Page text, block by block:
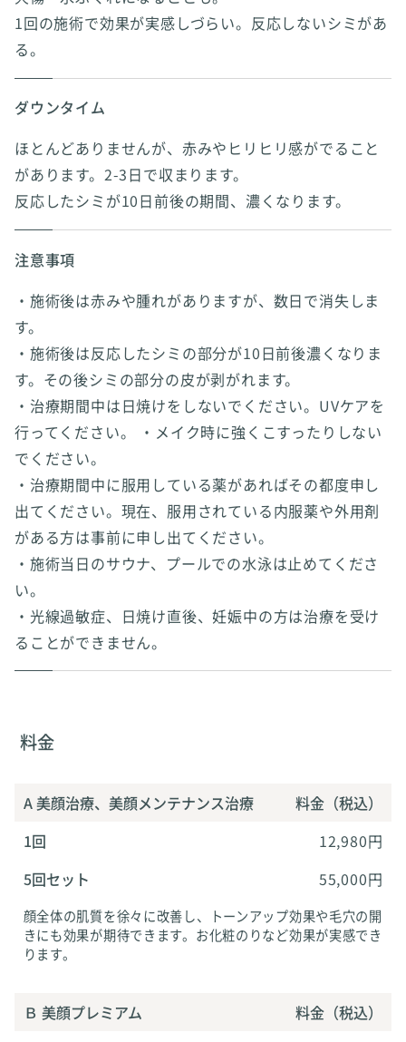
1回の施術で効果が実感しづらい。反応しないシミがあ
る。
ダウンタイム
ほとんどありませんが、赤みやヒリヒリ感がでること
があります。2-3日で収まります。
反応したシミが10日前後の期間、濃くなります。
注意事項
・施術後は赤みや腫れがありますが、数日で消失しま
す。
・施術後は反応したシミの部分が10日前後濃くなりま
す。その後シミの部分の皮が剥がれます。
・治療期間中は日焼けをしないでください。UVケアを
行ってください。 ・メイク時に強くこすったりしない
でください。
・治療期間中に服用している薬があればその都度申し
出てください。現在、服用されている内服薬や外用剤
がある方は事前に申し出てください。
・施術当日のサウナ、プールでの水泳は止めてくださ
い。
・光線過敏症、日焼け直後、妊娠中の方は治療を受け
ることができません。
料金
A 美顔治療、美顔メンテナンス治療
料金（税込）
1回
12,980円
5回セット
55,000円
顔全体の肌質を徐々に改善し、トーンアップ効果や毛穴の開
きにも効果が期待できます。お化粧のりなど効果が実感でき
ります。
Ｂ 美顔プレミアム
料金（税込）